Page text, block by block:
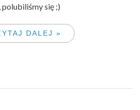
się ;)
DALEJ »